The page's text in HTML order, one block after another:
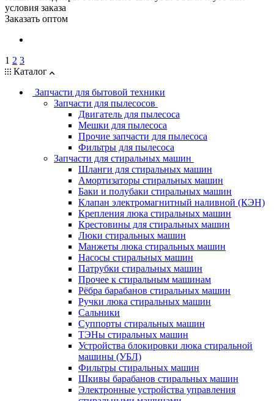
условия заказа
Заказать оптом
1 2 3
Каталог
Запчасти для бытовой техники
Запчасти для пылесосов
Двигатель для пылесоса
Мешки для пылесоса
Прочие запчасти для пылесоса
Фильтры для пылесоса
Запчасти для стиральных машин
Шланги для стиральных машин
Амортизаторы стиральных машин
Баки и полубаки стиральных машин
Клапан электромагнитный наливной (КЭН)
Крепления люка стиральных машин
Крестовины для стиральных машин
Люки стиральных машин
Манжеты люка стиральных машин
Насосы стиральных машин
Патрубки стиральных машин
Прочее к стиральным машинам
Рёбра барабанов стиральных машин
Ручки люка стиральных машин
Сальники
Суппорты стиральных машин
ТЭНы стиральных машин
Устройства блокировки люка стиральной
машины (УБЛ)
Фильтры стиральных машин
Шкивы барабанов стиральных машин
Электронные устройства управления